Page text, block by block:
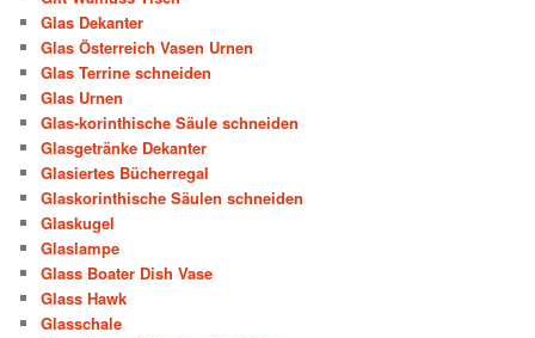
Glas Dekanter
Glas Österreich Vasen Urnen
Glas Terrine schneiden
Glas Urnen
Glas-korinthische Säule schneiden
Glasgetränke Dekanter
Glasiertes Bücherregal
Glaskorinthische Säulen schneiden
Glaskugel
Glaslampe
Glass Boater Dish Vase
Glass Hawk
Glasschale